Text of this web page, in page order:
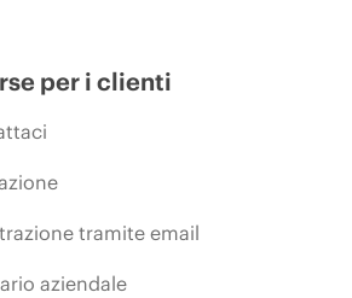
per i clienti
tramite email
aziendale